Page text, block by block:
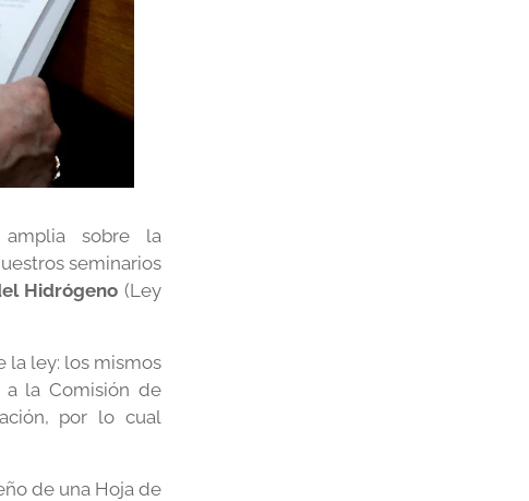
sobre la
seminarios
Hidrógeno (Ley
la ley: los mismos
a la Comisión de
por lo cual
de una Hoja de